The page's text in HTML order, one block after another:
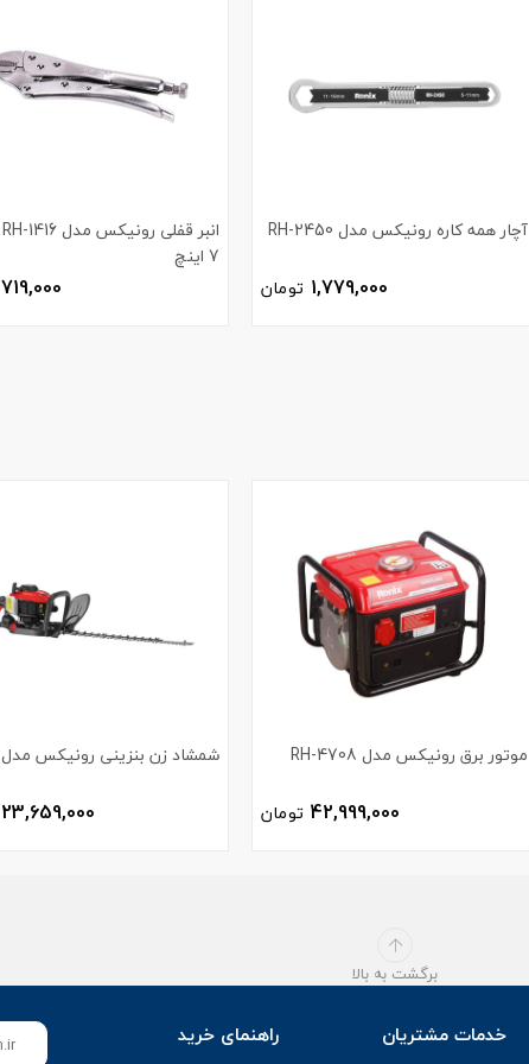
آچار همه کاره رونیکس مدل RH-2450
1,779,000 تومان
7 اینچ
719,000
موتور برق رونیکس مدل RH-4708
42,999,000 تومان
شمشاد زن بنزینی رونیکس مدل 4965
23,659,000
برگشت به بالا
خدمات مشتریان راهنمای خرید